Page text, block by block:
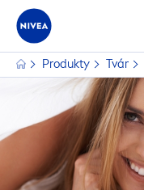
Produkty Tvár